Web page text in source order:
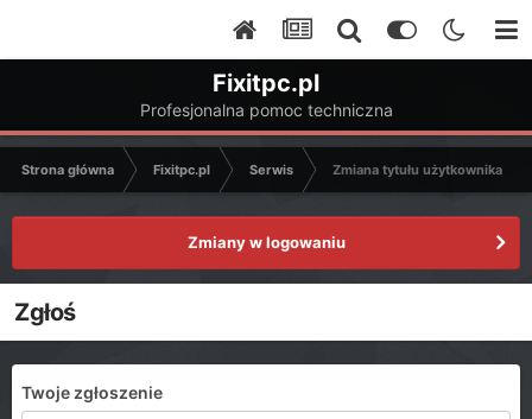
Fixitpc.pl
Profesjonalna pomoc techniczna
Strona główna Fixitpc.pl Serwis Zmiana tytułu użytkownika
Zmiany w logowaniu
Zgłoś
Twoje zgłoszenie